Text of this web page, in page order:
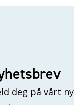
deg på vårt